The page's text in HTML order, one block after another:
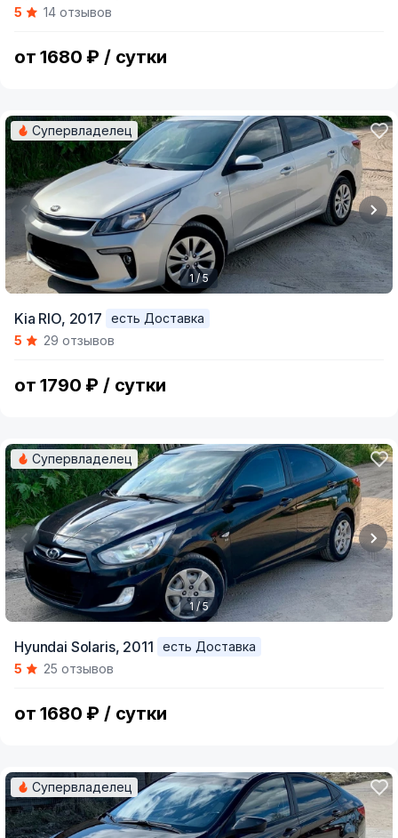
of5
14 отзывов
от 1680 ₽ / сутки
of
Супервладелец
1 / 5
Kia RIO, 2017
есть Доставка
5
29 отзывов
от 1790 ₽ / сутки
of
Супервладелец
1 / 5
Hyundai Solaris, 2011
есть Доставка
5
25 отзывов
от 1680 ₽ / сутки
Супервладелец